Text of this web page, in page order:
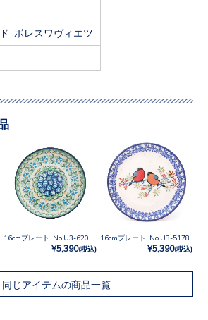
ボレスワヴィエツ
16cmプレート No.U3-620
¥5,390(税込)
16cmプレート No.U3-5178
¥5,390(税込)
同じアイテムの商品一覧